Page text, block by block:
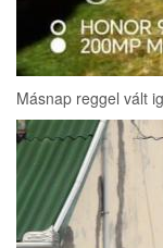
Másnap reggel vált